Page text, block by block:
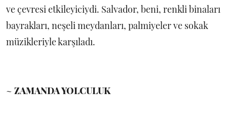
ve çevresi etkileyiciydi. Salvador, beni, renkli binaları
bayrakları, neşeli meydanları, palmiyeler ve sokak
müzikleriyle karşıladı.
~ ZAMANDA YOLCULUK